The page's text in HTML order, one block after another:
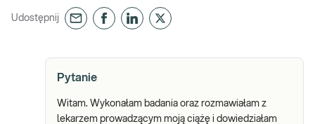
Udostępnij
Pytanie
Witam. Wykonałam badania oraz rozmawiałam z
lekarzem prowadzącym moją ciążę i dowiedziałam